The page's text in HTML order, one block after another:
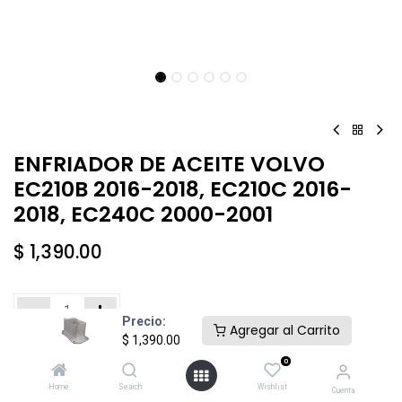
Precio:
$ 1,390.00
Agregar al Carrito
Home Search
0
Wishlist Cuenta
ENFRIADOR DE ACEITE VOLVO
EC210B 2016-2018, EC210C 2016-
2018, EC240C 2000-2001
$ 1,390.00
Comprar ahora
Agregar a la lista de deseos